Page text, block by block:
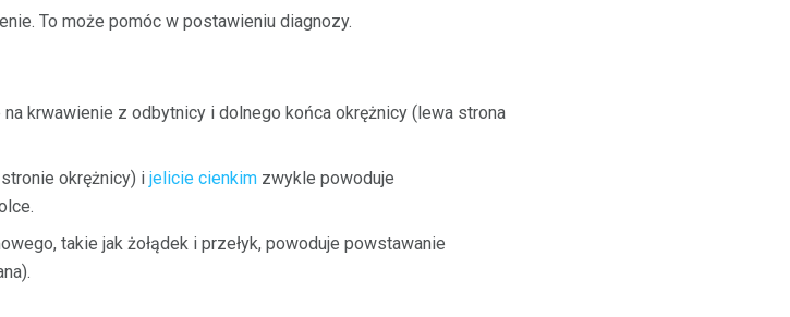
To może pomóc w postawieniu diagnozy.
krwawienie z odbytnicy i dolnego końca okrężnicy (lewa strona
okrężnicy) i jelicie cienkim zwykle powoduje
takie jak żołądek i przełyk, powoduje powstawanie